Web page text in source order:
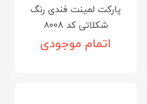
پارکت لمینت فندی رنگ
شکلاتی کد 8008
اتمام موجودی